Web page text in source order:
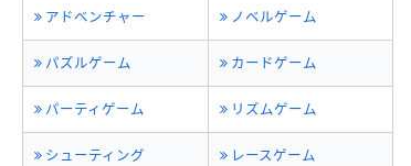
アドベンチャー ノベルゲーム
パズルゲーム カードゲーム
パーティゲーム リズムゲーム
シューティング レースゲーム